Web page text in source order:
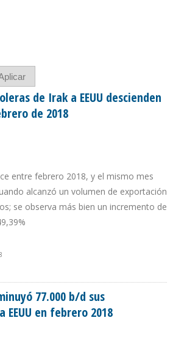
de Irak a EEUU descienden
de 2018
entre febrero 2018, y el mismo mes
alcanzó un volumen de exportación
se observa más bien un incremento de
77.000 b/d sus
en febrero 2018